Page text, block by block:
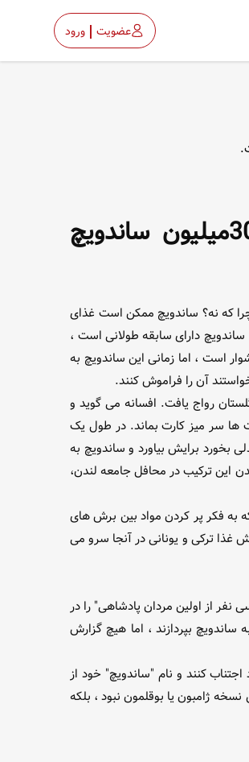
عضویت ورود
میدانستید که آمریکایی ها روزانه بیش از 300میلیون ساندویچ
که نه؟ ساندویچ ممکن است غذای
دارای سابقه طولانی است ،
است ، اما زمانی این ساندویچ به
آن را فراموش کنند.
ساندویچ در انگلستان رواج یافت. افسانه می گوید و
ها سر میز کارت بماند. در طول یک
بخورد برایش بیاورد و ساندویچ به
این ترکیب در محافل جامعه لندن،
به فکر پر کردن مواد بین برش های
غذا ترکی و یونانی در آنجا سرو می
نفر از اولین مردان پادشاهی" را در
ساندویچ بپردازند ، اما هیچ گزارش
کنند و نام "ساندویچ" خود از
ژامبون یا بوقلمون نبود ، بلکه